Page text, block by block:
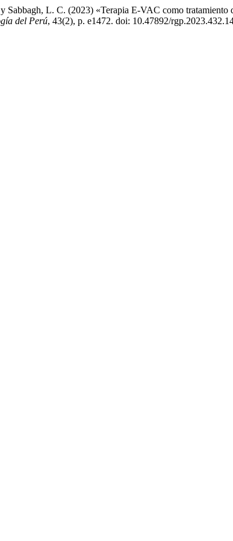
L. C. (2023) «Terapia E-VAC como tratamiento
del Perú, 43(2), p. e1472. doi: 10.47892/